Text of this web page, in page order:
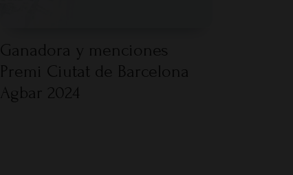
Ganadora y menciones
Premi Ciutat de Barcelona
Agbar 2024